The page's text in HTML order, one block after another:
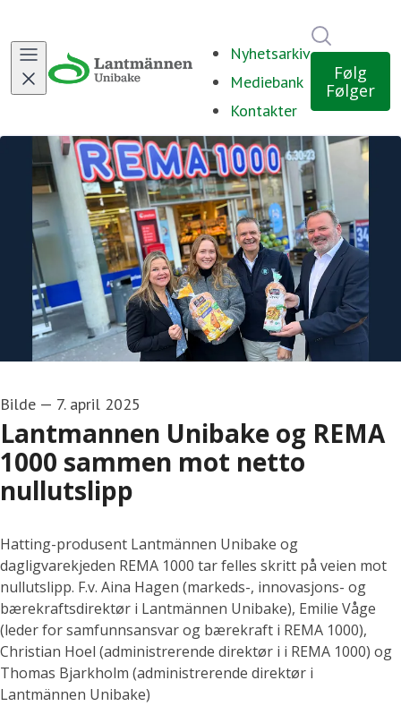
Nyhetsarkiv
Mediebank
Kontakter
Følg
Følger
Bilde — 7. april 2025
Lantmannen Unibake og REMA
1000 sammen mot netto
nullutslipp
Hatting-produsent Lantmännen Unibake og
dagligvarekjeden REMA 1000 tar felles skritt på veien mot
nullutslipp. F.v. Aina Hagen (markeds-, innovasjons- og
bærekraftsdirektør i Lantmännen Unibake), Emilie Våge
(leder for samfunnsansvar og bærekraft i REMA 1000),
Christian Hoel (administrerende direktør i i REMA 1000) og
Thomas Bjarkholm (administrerende direktør i
Lantmännen Unibake)